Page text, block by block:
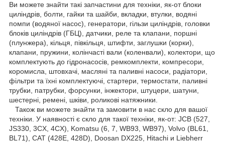
Ви можете знайти такі запчастини для техніки, як-от блоки
циліндрів, болти, гайки та шайби, вкладки, втулки, водяні
помпи (водяної насос), генератори, гільзи циліндрів, головки
блоків циліндрів (ГБЦ), датчики, реле та клапани, поршні
(плунжера), кільця, півкільця, штифти, заглушки (корки),
клапани, пружини, колінчасті вали (коленвали), колектори, що
комплектують до гідронасосів, ремкомплекти, компресори,
коромисла, штовхачі, масляні та паливні насоси, радіатори,
фільтри та їхні комплектуючі, стартери, термостати, паливні
трубки, патрубки, форсунки, інжектори, штуцери, шатуни,
шестерні, ремені, шківи, роликові натяжники.
Також ви можете знайти та замовити в нас скло для вашої
техніки. У наявності є скло для такої техніки, як-от: JCB (527,
JS330, 3CX, 4CX), Komatsu (6, 7, WB93, WB97), Volvo (BL61,
BL71), CAT (428E, 428D), Doosan DX225, Hitachi и Liebherr